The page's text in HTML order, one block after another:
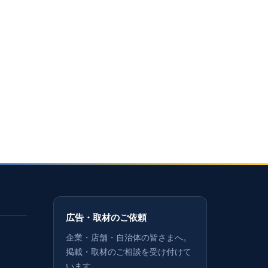
広告・取材のご依頼
企業・店舗・自治体の皆さまへ。
掲載・取材のご相談を受け付けて
います。